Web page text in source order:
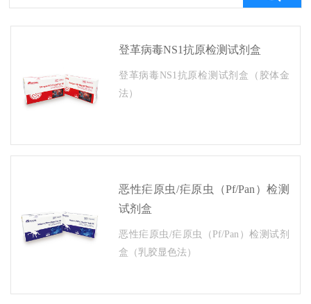
登革病毒NS1抗原检测试剂盒
登革病毒NS1抗原检测试剂盒（胶体金
法）
恶性疟原虫/疟原虫（Pf/Pan）检测
试剂盒
恶性疟原虫/疟原虫（Pf/Pan）检测试剂
盒（乳胶显色法）